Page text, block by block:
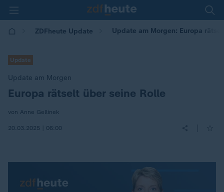
ZDFheute Update Update am Morgen: Europa
Update
Update am Morgen
:Europa rätselt über seine Rolle
von Anne Gellinek
20.03.2025 | 06:00